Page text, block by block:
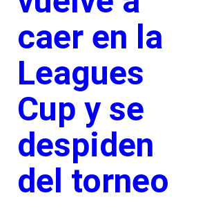
caer en la
Leagues
Cup y se
despiden
del torneo